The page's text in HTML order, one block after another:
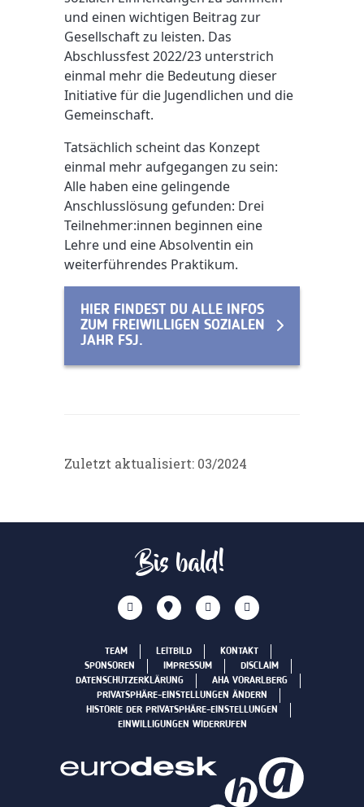
und einen wichtigen Beitrag zur
Gesellschaft zu leisten. Das
Abschlussfest 2022/23 unterstrich
einmal mehr die Bedeutung dieser
Initiative für die Jugendlichen und die
Gemeinschaft.
Tatsächlich scheint das Konzept
einmal mehr aufgegangen zu sein:
Alle haben eine gelingende
Anschlusslösung gefunden: Drei
Teilnehmer:innen beginnen eine
Lehre und eine Absolventin ein
weiterführendes Praktikum.
HIER FINDEST DU ALLE INFOS
ZUM FREIWILLIGEN SOZIALEN
JAHR FSJ.
Zuletzt aktualisiert: 03/2024
Bis bald!
TEAM LEITBILD
KONTAKT
SPONSOREN
IMPRESSUM
DISCLAIM
DATENSCHUTZERKLÄRUNG
AHA VORARLBERG
PRIVATSPHÄRE-EINSTELLUNGEN ÄNDERN
HISTORIE DER PRIVATSPHÄRE-EINSTELLUNGEN
EINWILLIGUNGEN WIDERRUFEN